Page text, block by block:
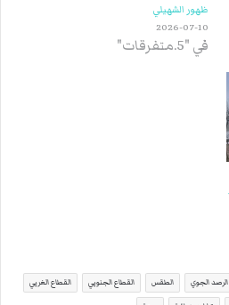
ظهور الشهيلي
2026-07-10
في "5.متفرقات"
الرصد الجوي الطقس القطاع الجنوبي القطاع الغربي